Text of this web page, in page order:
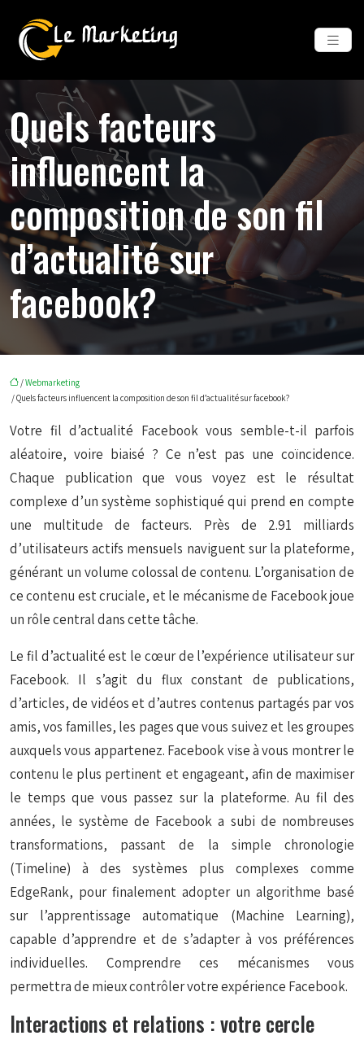
Quels facteurs
influencent la
composition de son fil
d’actualité sur
facebook?
/Webmarketing
/ Quels facteurs influencent la composition de son fil d’actualité sur facebook?
Votre fil d’actualité Facebook vous semble-t-il parfois
aléatoire, voire biaisé ? Ce n’est pas une coïncidence.
Chaque publication que vous voyez est le résultat
complexe d’un système sophistiqué qui prend en compte
une multitude de facteurs. Près de 2.91 milliards
d’utilisateurs actifs mensuels naviguent sur la plateforme,
générant un volume colossal de contenu. L’organisation de
ce contenu est cruciale, et le mécanisme de Facebook joue
un rôle central dans cette tâche.
Le fil d’actualité est le cœur de l’expérience utilisateur sur
Facebook. Il s’agit du flux constant de publications,
d’articles, de vidéos et d’autres contenus partagés par vos
amis, vos familles, les pages que vous suivez et les groupes
auxquels vous appartenez. Facebook vise à vous montrer le
contenu le plus pertinent et engageant, afin de maximiser
le temps que vous passez sur la plateforme. Au fil des
années, le système de Facebook a subi de nombreuses
transformations, passant de la simple chronologie
(Timeline) à des systèmes plus complexes comme
EdgeRank, pour finalement adopter un algorithme basé
sur l’apprentissage automatique (Machine Learning),
capable d’apprendre et de s’adapter à vos préférences
individuelles. Comprendre ces mécanismes vous
permettra de mieux contrôler votre expérience Facebook.
Interactions et relations : votre cercle